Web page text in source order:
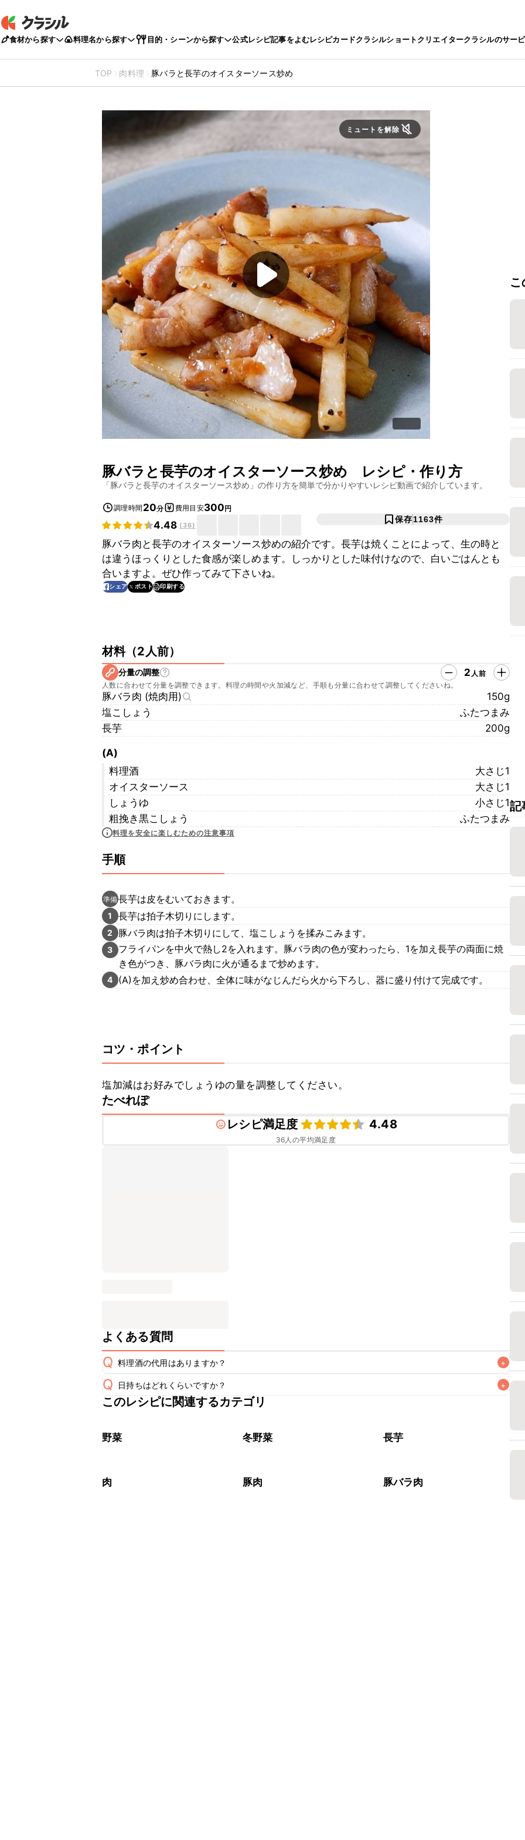
食材から探す 料理名から探す 目的・シーンから探す 公式レシピ記事をよむレシピカードクラシルショートクリエイタークラシルのサー
TOP 肉料理 豚バラと長芋のオイスターソース炒め
ミュートを解除
豚バラと長芋のオイスターソース炒め レシピ・作り方
「豚バラと長芋のオイスターソース炒め 」の作り方を簡単で分かりやすいレシピ動画で紹介しています。
調理時間 20分 費用目安300円
4.48 ( 36)
保存1163件
豚バラ肉と長芋のオイスターソース炒めの紹介です。長芋は焼くことによって、生の時と
は違うほっくりとした食感が楽しめます。しっかりとした味付けなので、白いごはんとも
合いますよ。ぜひ作ってみて下さいね。
シェア ポスト 印刷する
材料（2人前）
分量の調整 2 人前
人数に合わせて分量を調整できます。料理の時間や火加減など、手順も分量に合わせて調整してくださいね。
豚バラ肉 (焼肉用)
150g
塩こしょう
ふたつまみ
長芋
200g
(A)
料理酒
大さじ1
オイスターソース
大さじ1
しょうゆ
小さじ1
粗挽き黒こしょう
ふたつまみ
料理を安全に楽しむための注意事項
手順
準備長芋は皮をむいておきます。
1 長芋は拍子木切りにします。
2 豚バラ肉は拍子木切りにして、塩こしょうを揉みこみます。
3
フライパンを中火で熱し2を入れます。豚バラ肉の色が変わったら、1を加え長芋の両面に焼
き色がつき、豚バラ肉に火が通るまで炒めます。
4 (A)を加え炒め合わせ、全体に味がなじんだら火から下ろし、器に盛り付けて完成です。
コツ・ポイント
塩加減はお好みでしょうゆの量を調整してください。
たべれぽ
レシピ満足度
4.48
36人の平均満足度
よくある質問
Q 料理酒の代用はありますか？ +
A
Q 日持ちはどれくらいですか？ +
保存期間は冷蔵で翌日中が目安です。なるべくお早めにお召し上がりください。
※日持ちは目安です。
このレシピに関連するカテゴリ
野菜 冬野菜 長芋
肉 豚肉 豚バラ肉
記